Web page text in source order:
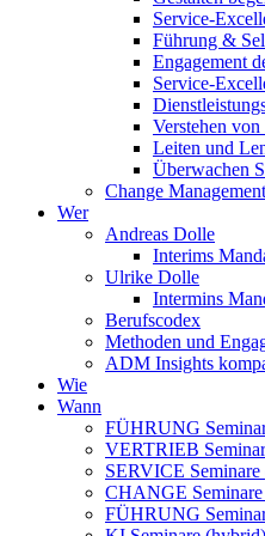
Service-
Führung &
Engagement
Service-
Verstehen
Leiten und
Überwachen
Change Management
Wer
Andreas Dolle
Interims
Ulrike Dolle
Intermins
Berufscodex
Methoden und
ADM Insights
Wie
Wann
FÜHRUNG
VERTRIEB
SERVICE
CHANGE
FÜHRUNG